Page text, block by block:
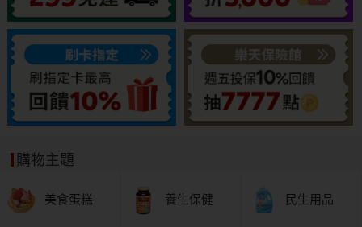
購物主題
美食蛋糕 養生保健 民生用品